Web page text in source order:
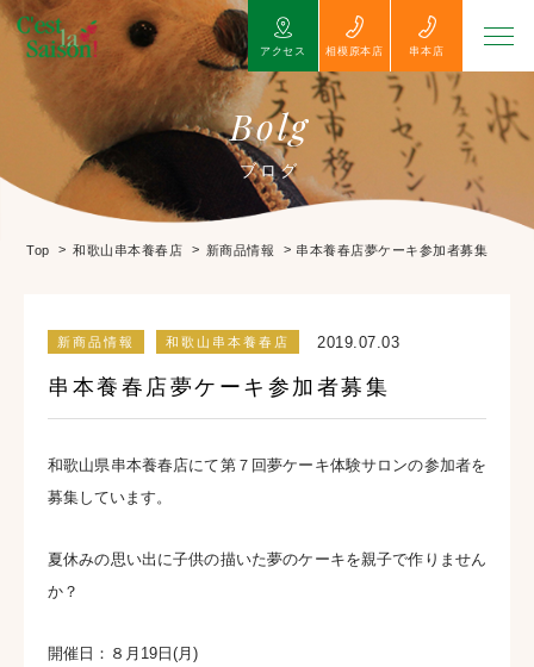
アクセス 相模原本店 串本店
Bolg
ブログ
Top > 和歌山串本養春店 > 新商品情報 > 串本養春店夢ケーキ参加者募集
新商品情報 和歌山串本養春店 2019.07.03
串本養春店夢ケーキ参加者募集
和歌山県串本養春店にて第７回夢ケーキ体験サロンの参加者を
募集しています。
夏休みの思い出に子供の描いた夢のケーキを親子で作りません
か？
開催日：８月19日(月)